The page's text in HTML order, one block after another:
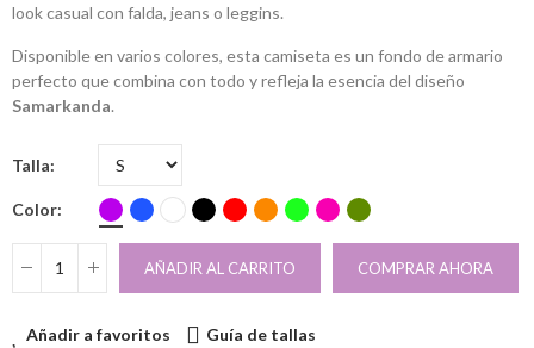
look casual con falda, jeans o leggins.
Disponible en varios colores, esta camiseta es un fondo de armario
perfecto que combina con todo y refleja la esencia del diseño
Samarkanda.
Talla
Color
AÑADIR AL CARRITO COMPRAR AHORA
Añadir a favoritos Guía de tallas